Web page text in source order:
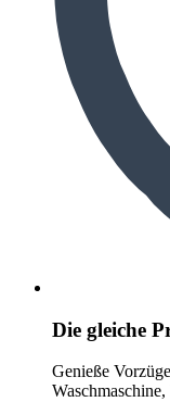
Die gleiche
Genieße